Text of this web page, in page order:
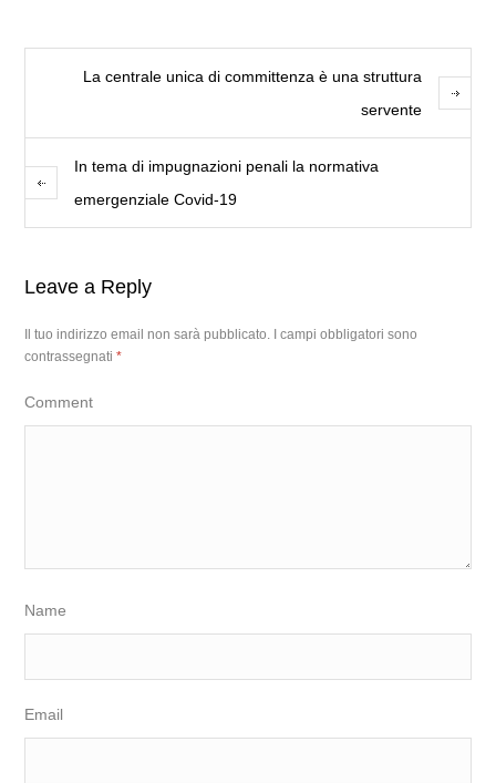
La centrale unica di committenza è una struttura
servente
In tema di impugnazioni penali la normativa
emergenziale Covid-19
Leave a Reply
Il tuo indirizzo email non sarà pubblicato.
I campi obbligatori sono
contrassegnati*
Comment
Name
Email